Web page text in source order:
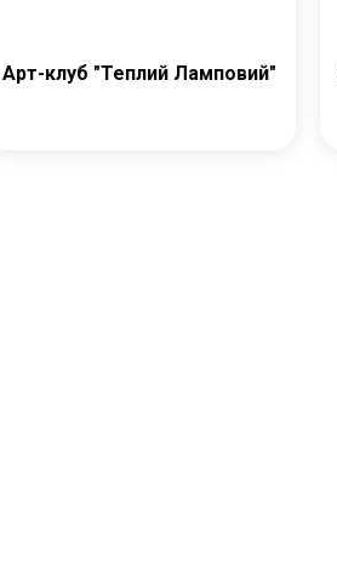
Арт-клуб "Теплий Ламповий"